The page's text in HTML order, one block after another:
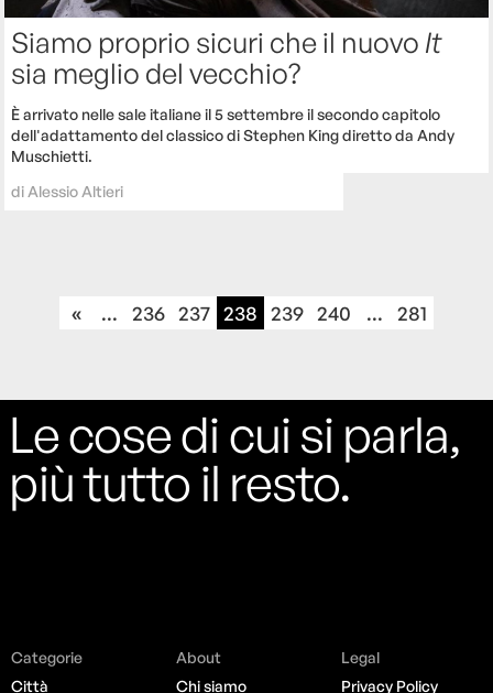
Siamo proprio sicuri che il nuovo It
sia meglio del vecchio?
È arrivato nelle sale italiane il 5 settembre il secondo capitolo
dell'adattamento del classico di Stephen King diretto da Andy
Muschietti.
di Alessio Altieri
« ... 236 237 238 239 240 ... 281
Le cose di cui si parla,
più tutto il resto.
Categorie
Città
About
Chi siamo
Legal
Privacy Policy